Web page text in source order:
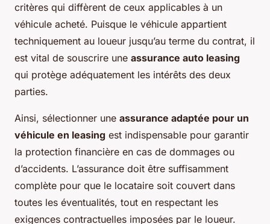
critères qui diffèrent de ceux applicables à un
véhicule acheté. Puisque le véhicule appartient
techniquement au loueur jusqu’au terme du contrat, il
est vital de souscrire une assurance auto leasing
qui protège adéquatement les intérêts des deux
parties.
Ainsi, sélectionner une assurance adaptée pour un
véhicule en leasing est indispensable pour garantir
la protection financière en cas de dommages ou
d’accidents. L’assurance doit être suffisamment
complète pour que le locataire soit couvert dans
toutes les éventualités, tout en respectant les
exigences contractuelles imposées par le loueur.